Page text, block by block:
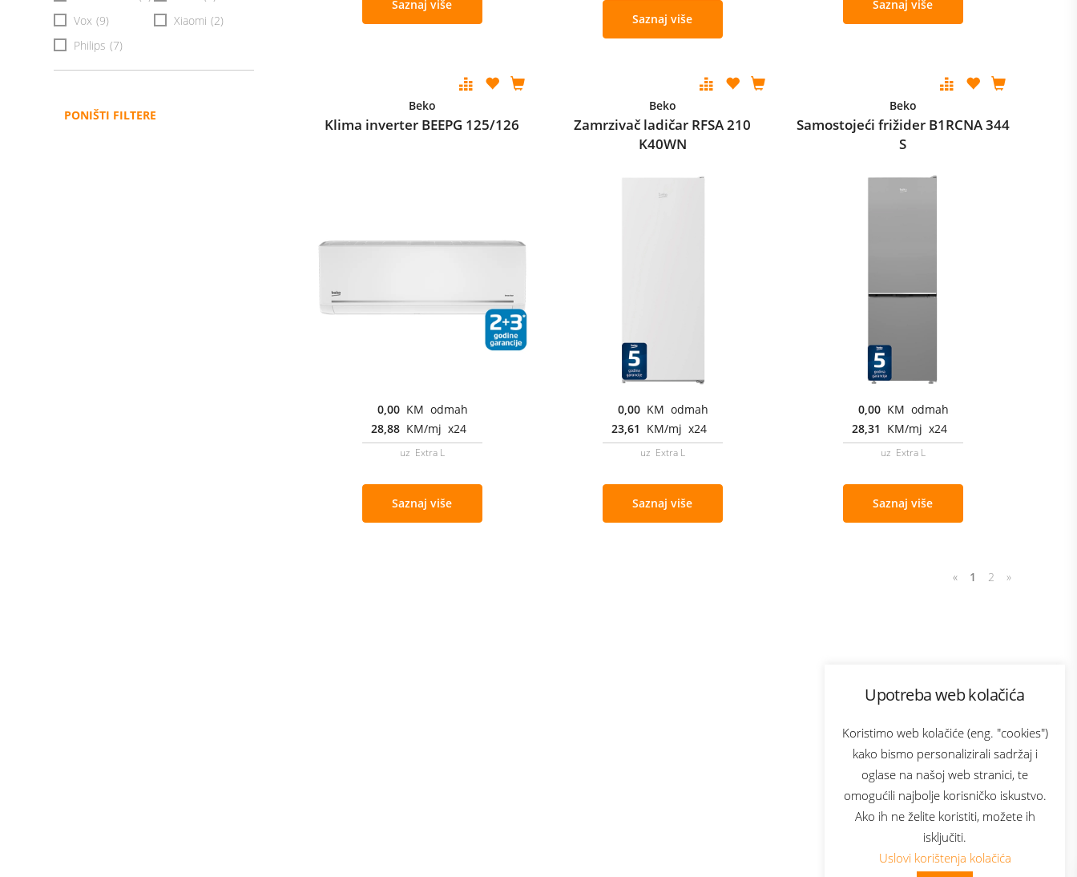
Upotreba web kolačića
Koristimo web kolačiće (eng. "cookies")
kako bismo personalizirali sadržaj i
oglase na našoj web stranici, te
omogućili najbolje korisničko iskustvo.
Ako ih ne želite koristiti, možete ih
isključiti.
Uslovi korištenja kolačića
Vox (9) Xiaomi (2)
Philips (7)
PONIŠTI FILTERE
Saznaj više
Saznaj više
Saznaj više
Beko
Klima inverter BEEPG 125/126
0,00 KM odmah
28,88 KM/mj x24
uz Extra L
Saznaj više
Beko
Zamrzivač ladičar RFSA 210
K40WN
0,00 KM odmah
23,61 KM/mj x24
uz Extra L
Saznaj više
Beko
Samostojeći frižider B1RCNA 344
S
0,00 KM odmah
28,31 KM/mj x24
uz Extra L
Saznaj više
« 1 2 »
Bonus plus
Prijava za newsletter